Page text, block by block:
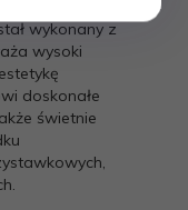
wykonany z
wysoki
doskonałe
świetnie